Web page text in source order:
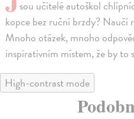
sou učitelé autoškol
kopce bez ruční brzdy? Naučí
Mnoho otázek, mnoho
inspirativním místem, že by to
High-contrast mode